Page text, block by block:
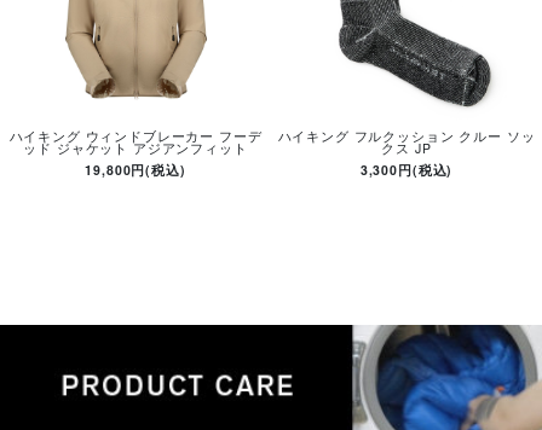
ハイキング ウィンドブレーカー フーデ
ッド ジャケット アジアンフィット
19,800円(税込)
ハイキング フルクッション クルー ソッ
クス JP
3,300円(税込)